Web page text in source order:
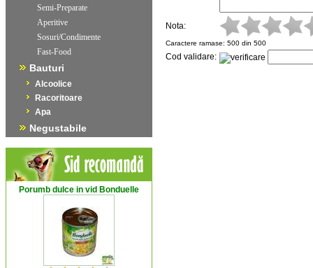
Semi-Preparate
Aperitive
Sosuri/Condimente
Fast-Food
Bauturi
Alcoolice
Racoritoare
Apa
Negustabile
Porumb dulce in vid Bonduelle
Nota:
Caractere ramase: 500 din
Cod validare: